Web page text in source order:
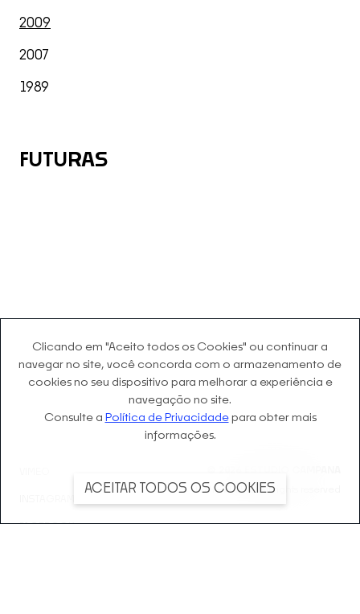
2009
2007
1989
FUTURAS
FACEBOOK
1984 - 2024 © All rights reserved
Clicando em "Aceito todos os Cookies" ou continuar a
navegar no site, você concorda com o armazenamento de
cookies no seu dispositivo para melhorar a experiência e
navegação no site.
Consulte a Política de Privacidadepara obter mais
informações.
ACEITAR TODOS OS COOKIES